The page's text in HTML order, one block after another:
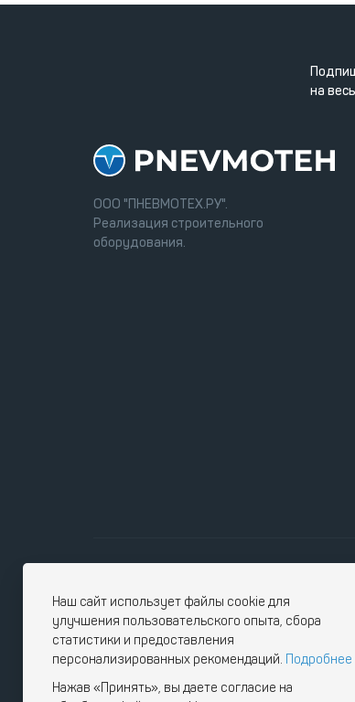
на
ООО "ПНЕВМОТЕХ.РУ".
Реализация строительного
оборудования.
Наш сайт использует файлы cookie для
улучшения пользовательского опыта, сбора
статистики и предоставления
персонализированных рекомендаций. Подробнее
Нажав «Принять», вы даете согласие на